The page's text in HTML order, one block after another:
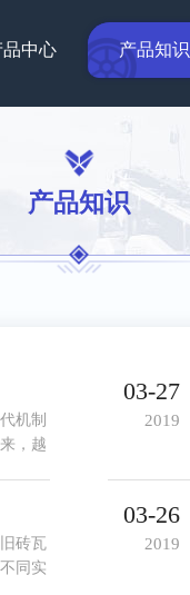
品中心 产品知识
产品知识
机制
，越
03-27
2019
砖瓦
同实
03-26
2019